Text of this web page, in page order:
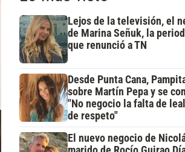
Lejos de la televisión, el
de Marina Señuk, la
que renunció a TN
Desde Punta Cana,
sobre Martín Pepa y se
"No negocio la falta de
de respeto"
El nuevo negocio de